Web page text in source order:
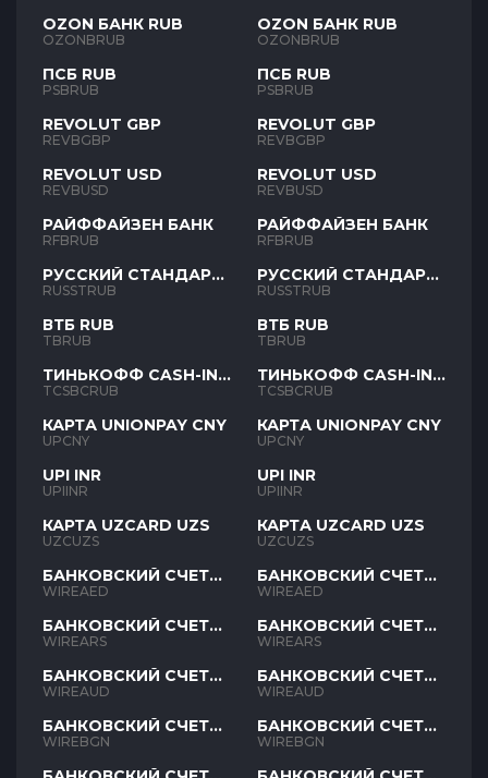
OZON БАНК RUB
OZONBRUB
ПСБ RUB
PSBRUB
REVOLUT GBP
REVBGBP
REVOLUT USD
REVBUSD
РАЙФФАЙЗЕН БАНК
RFBRUB
РУССКИЙ СТАНДАРТ
RUB
RUSSTRUB
ВТБ RUB
TBRUB
ТИНЬКОФФ CASH-IN
RUB
TCSBCRUB
КАРТА UNIONPAY CNY
UPCNY
UPI INR
UPIINR
КАРТА UZCARD UZS
UZCUZS
БАНКОВСКИЙ СЧЕТ
AED
WIREAED
БАНКОВСКИЙ СЧЕТ
ARS
WIREARS
БАНКОВСКИЙ СЧЕТ
AUD
WIREAUD
БАНКОВСКИЙ СЧЕТ
BGN
WIREBGN
OZON БАНК RUB
OZONBRUB
ПСБ RUB
PSBRUB
REVOLUT GBP
REVBGBP
REVOLUT USD
REVBUSD
РАЙФФАЙЗЕН БАНК
RFBRUB
РУССКИЙ СТАНДАРТ
RUB
RUSSTRUB
ВТБ RUB
TBRUB
ТИНЬКОФФ CASH-IN
RUB
TCSBCRUB
КАРТА UNIONPAY CNY
UPCNY
UPI INR
UPIINR
КАРТА UZCARD UZS
UZCUZS
БАНКОВСКИЙ СЧЕТ
AED
WIREAED
БАНКОВСКИЙ СЧЕТ
ARS
WIREARS
БАНКОВСКИЙ СЧЕТ
AUD
WIREAUD
БАНКОВСКИЙ СЧЕТ
BGN
WIREBGN